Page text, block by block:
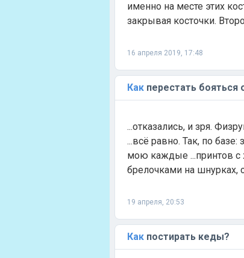
именно на месте этих
закрывая косточки.
16 апреля 2019, 17:48
Как перестать бояться
...отказались, и зря.
...всё равно. Так, по базе:
мою каждые ...принтов
брелочками на шнурках,
19 апреля, 20:53
Как постирать кеды?